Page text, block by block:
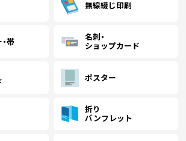
無線綴じ印刷
帯
名刺・
ショップカード
ポスター
折り
パンフレット